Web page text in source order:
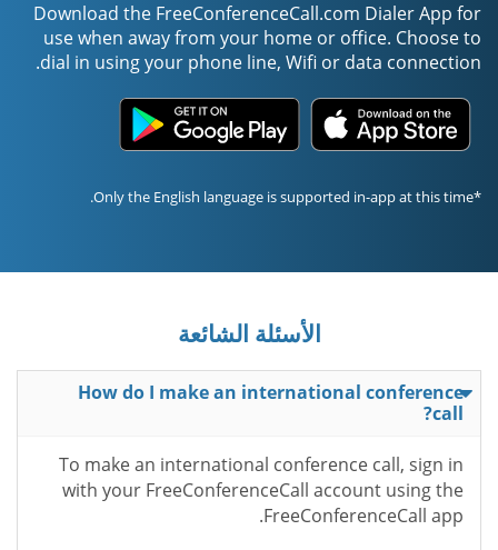
Download the FreeConferenceCall.com Dialer App for
use when away from your home or office. Choose to
dial in using your phone line, Wifi or data connection.
*Only the English language is supported in-app at this time.
الأسئلة الشائعة
How do I make an international conference
call?
To make an international conference call, sign in
with your FreeConferenceCall account using the
FreeConferenceCall app.